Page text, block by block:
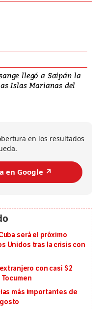
llegó a Saipán la
Islas Marianas del
en los resultados
en Google ↗️
será el próximo
Unidos tras la crisis con
con casi $2
más importantes de